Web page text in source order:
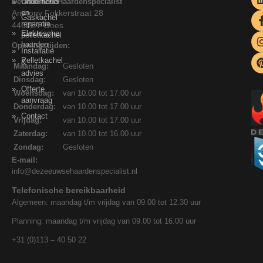
en
reparatie
pelletkachel
Installatie
&
advies
Offerte
aanvraag
Contact
Gaskachel
Elektrische
haarden
Pelletkachel
Anthony Fokkerstraat 28
4462ET Goes
Openingstijden:
Maandag:
Gesloten
Dinsdag:
Gesloten
Woensdag:
van 10.00 tot 17.00 uur
Donderdag:
van 10.00 tot 17.00 uur
Vrijdag:
van 10.00 tot 17.00 uur
Zaterdag:
van 10.00 tot 16.00 uur
Zondag:
Gesloten
E-mail:
info@dezeeuwsehaardenspecialist.nl
Telefonische bereikbaarheid
Algemeen: maandag t/m vrijdag van 09.00 tot 12.30 uur
Planning: maandag t/m vrijdag van 09.00 tot 16.00 uur
+31 (0)113 – 40 50 22